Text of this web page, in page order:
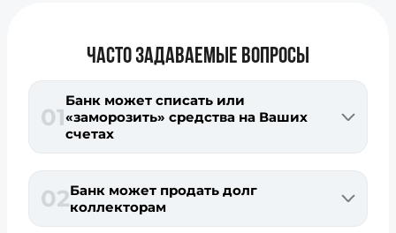
ЧАСТО ЗАДАВАЕМЫЕ ВОПРОСЫ
01
Банк может списать или
«заморозить» средства на Ваших
счетах
02Банк может продать долг
коллекторам